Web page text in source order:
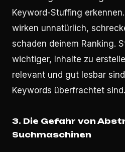
Keyword-Stuffing
wirken unnatürlich,
schaden deinem Ranking.
wichtiger, Inhalte zu
relevant und gut lesbar
Keywords überfrachtet sind.
3. Die Gefahr von
Suchmaschinen